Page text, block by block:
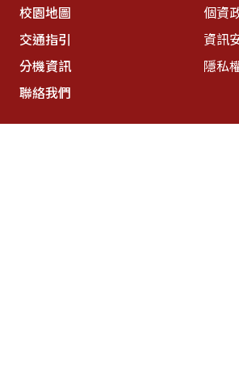
校園地圖
交通指引
分機資訊
聯絡我們
個資
資訊
隱私